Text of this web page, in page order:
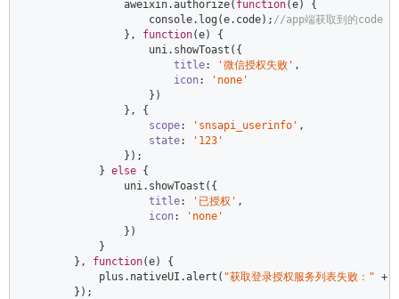
                aweixin.authorize(
function(e) {
console.log(e.code); //app端获取到的code
                },
function(e) {
                    uni.showToast({
title: '微信授权失败' ,
icon:
'none'
                    })
                }, {
scope: 'snsapi_userinfo' ,
state:
'123'
                });
            }
else {
                uni.showToast({
title: '已授权' ,
icon:
'none'
                })
            }
        },
function(e) {
            plus.nativeUI.alert(
"获取登录授权服务列表失败：" +
        });